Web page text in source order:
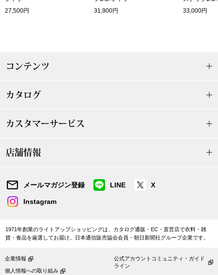
プ
【特集】
【特集】
27,500円
31,900円
33,000円
コンテンツ
カタログ
カスタマーサービス
店舗情報
メールマガジン登録 LINE X
Instagram
1971年創業のライトアップショッピングは、カタログ通販・EC・直営店で衣料・雑
貨・食品を厳選してお届け。日本通信販売協会会員・朝日新聞社グループ企業です。
企業情報
個人情報への取り組み
公式アカウントコミュニティ・ガイド
ライン